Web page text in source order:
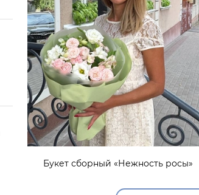
Букет сборный «Нежность росы»